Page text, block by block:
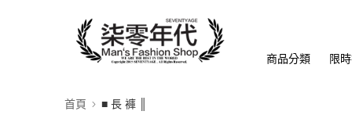
商品分類 限
首頁 ■ 長 褲 ║